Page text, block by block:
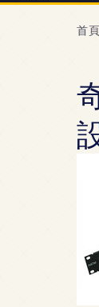
首頁